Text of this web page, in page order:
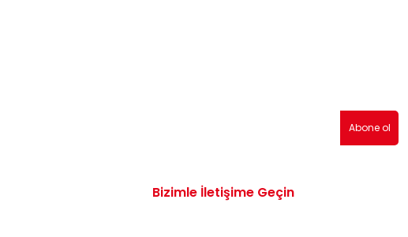
Abone ol
Bizimle İletişime Geçin